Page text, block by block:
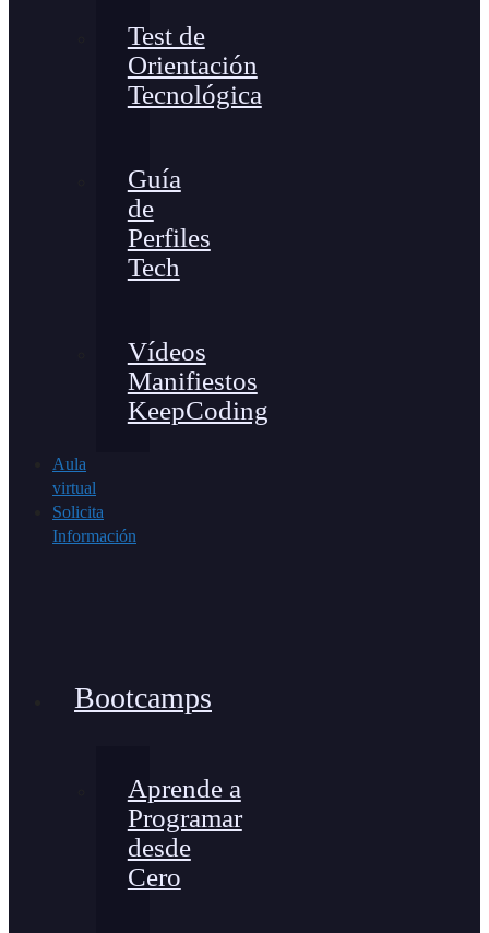
Test de
Orientación
Tecnológica
Guía
de
Perfiles
Tech
Vídeos
Manifiestos
KeepCoding
Aula
virtual
Solicita
Información
Bootcamps
Aprende a
Programar
desde
Cero